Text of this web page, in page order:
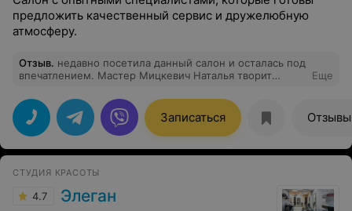
предложить качественный сервис и дружелюбную
атмосферу.
Отзыв. недавно посетила данный салон и осталась под
впечатлением. Мастер Мицкевич Наталья творит
она! Теперь буду ходить только в этот салон и только к
ней. Грамотный специалист и приятная в общении
девушка. Дала дельный совет по уходу за волосами в
домашних условиях. Спасибо ей огромное! Побольше
бы т таких мастеров1
Еще
Записаться Отзывы
СТУДИЯ КРАСОТЫ
4.7 Элеган